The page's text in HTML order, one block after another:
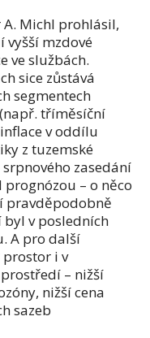
A. Michl prohlásil,
vyšší mzdové
ve službách.
sice zůstává
segmentech
tříměsíční
v oddílu
z tuzemské
zasedání
prognózou – o něco
pravděpodobně
byl v posledních
A pro další
prostor i v
– nižší
nižší cena
sazeb